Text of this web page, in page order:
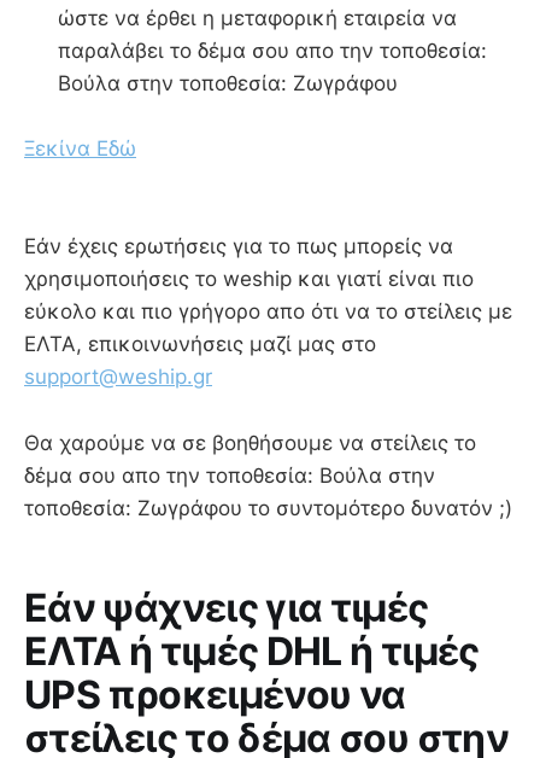
ώστε να έρθει η μεταφορική εταιρεία να
παραλάβει το δέμα σου απο την τοποθεσία:
Βούλα στην τοποθεσία: Ζωγράφου
Ξεκίνα Εδώ
Εάν έχεις ερωτήσεις για το πως μπορείς να
χρησιμοποιήσεις το weship και γιατί είναι πιο
εύκολο και πιο γρήγορο απο ότι να το στείλεις με
ΕΛΤΑ, επικοινωνήσεις μαζί μας στο
support@weship.gr
Θα χαρούμε να σε βοηθήσουμε να στείλεις το
δέμα σου απο την τοποθεσία: Βούλα στην
τοποθεσία: Ζωγράφου το συντομότερο δυνατόν ;)
Εάν ψάχνεις για τιμές
ΕΛΤΑ ή τιμές DHL ή τιμές
UPS προκειμένου να
στείλεις το δέμα σου στην